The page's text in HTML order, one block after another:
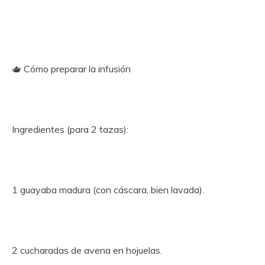
🫖 Cómo preparar la infusión
Ingredientes (para 2 tazas):
1 guayaba madura (con cáscara, bien lavada).
2 cucharadas de avena en hojuelas.